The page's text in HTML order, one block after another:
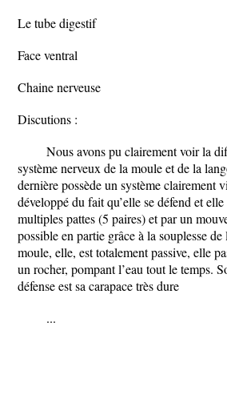
Le tube digestif
Face ventral
Chaine nerveuse
Discutions :
Nous avons pu clairement voir la
système nerveux de la moule et de la
dernière possède un système clairement
développé du fait qu’elle se défend et
multiples pattes (5 paires) et par un
possible en partie grâce à la souplesse
moule, elle, est totalement passive, elle
un rocher, pompant l’eau tout le temps.
défense est sa carapace très dure
...